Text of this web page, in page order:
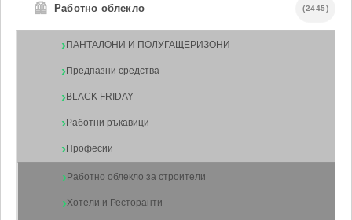
🦺 Работно облекло (2445)
ПАНТАЛОНИ И ПОЛУГАЩЕРИЗОНИ
Предпазни средства
BLACK FRIDAY
Работни ръкавици
Професии
Работно облекло за строители
Хотели и Ресторанти